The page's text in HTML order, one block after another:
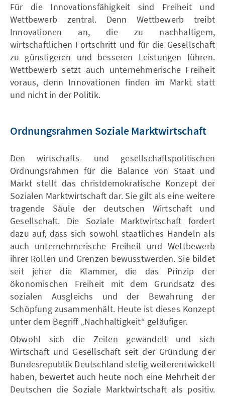
Für die Innovationsfähigkeit sind Freiheit und
Wettbewerb zentral. Denn Wettbewerb treibt
Innovationen an, die zu nachhaltigem,
wirtschaftlichen Fortschritt und für die Gesellschaft
zu günstigeren und besseren Leistungen führen.
Wettbewerb setzt auch unternehmerische Freiheit
voraus, denn Innovationen finden im Markt statt
und nicht in der Politik.
Ordnungsrahmen Soziale Marktwirtschaft
Den wirtschafts- und gesellschaftspolitischen
Ordnungsrahmen für die Balance von Staat und
Markt stellt das christdemokratische Konzept der
Sozialen Marktwirtschaft dar. Sie gilt als eine weitere
tragende Säule der deutschen Wirtschaft und
Gesellschaft. Die Soziale Marktwirtschaft fordert
dazu auf, dass sich sowohl staatliches Handeln als
auch unternehmerische Freiheit und Wettbewerb
ihrer Rollen und Grenzen bewusstwerden. Sie bildet
seit jeher die Klammer, die das Prinzip der
ökonomischen Freiheit mit dem Grundsatz des
sozialen Ausgleichs und der Bewahrung der
Schöpfung zusammenhält. Heute ist dieses Konzept
unter dem Begriff „Nachhaltigkeit“ geläufiger.
Obwohl sich die Zeiten gewandelt und sich
Wirtschaft und Gesellschaft seit der Gründung der
Bundesrepublik Deutschland stetig weiterentwickelt
haben, bewertet auch heute noch eine Mehrheit der
Deutschen die Soziale Marktwirtschaft als positiv.